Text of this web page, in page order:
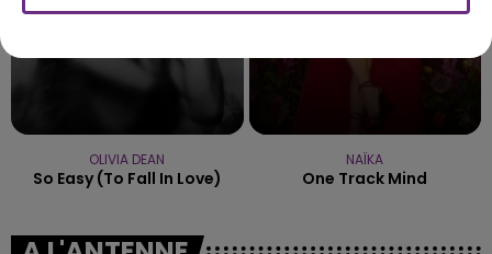
OLIVIA DEAN
So Easy (to Fall In Love)
NAÏKA
One Track Mind